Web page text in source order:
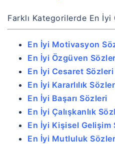
Farklı Kategorilerde En İyi
En İyi Motivasyon
En İyi Özgüven
En İyi Cesaret Sözleri
En İyi Kararlılık
En İyi Başarı Sözleri
En İyi Çalışkanlık
En İyi Kişisel Gelişim
En İyi Mutluluk